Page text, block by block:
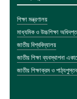
শিক্ষা মন্ত্রণালয়
মাধ্যমিক ও উচ্চশিক্ষা
জাতীয় বিশ্ববিদ্যালয়
জাতীয় শিক্ষা ব্যবস্থাপনা
জাতীয় শিক্ষাক্রম ও